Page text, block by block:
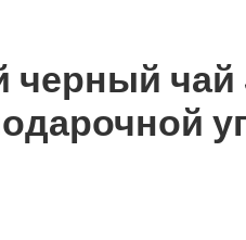
черный